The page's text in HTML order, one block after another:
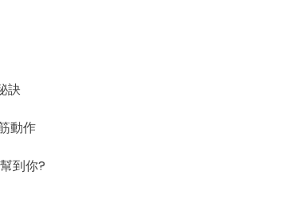
訣
動作
到你?